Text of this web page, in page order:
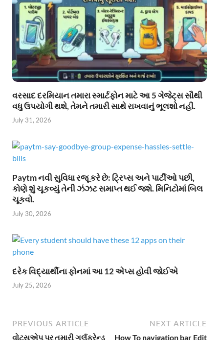
વરસાદ દરમિયાન તમારા સ્માર્ટફોન માટે આ 5 ગેજેટ્સ સૌથી
વધુ ઉપયોગી થશે, તેમને તમારી સાથે રાખવાનું ભૂલશો નહીં.
July 31, 2026
Paytm નવી સુવિધા રજૂ કરે છે: ટ્રિપ્સ અને પાર્ટીઓ પછી,
કોણે શું ચૂકવ્યું તેની ઝંઝટ સમાપ્ત થઈ જશે. મિનિટોમાં બિલ
ચૂકવો.
July 30, 2026
દરેક વિદ્યાર્થીના ફોનમાં આ 12 એપ્સ હોવી જોઈએ
July 25, 2026
PREVIOUS ARTICLE
વોટ્સએપ પર તમારી ગર્લફ્રેન્ડ
NEXT ARTICLE
How To navigation bar Edit